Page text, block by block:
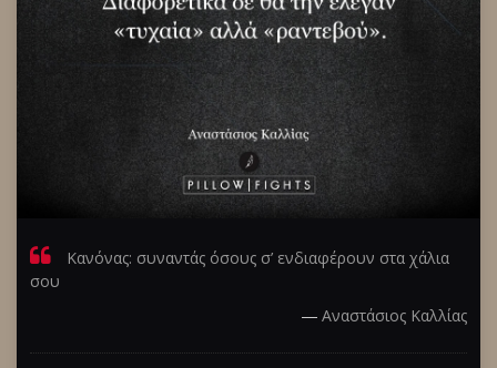
Κανόνας: συναντάς όσους σ’ ενδιαφέρουν στα χάλια
σου
― Αναστάσιος Καλλίας